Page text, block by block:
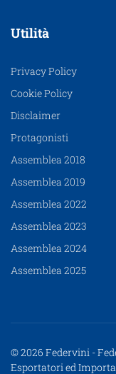
Utilità
Privacy Policy
Cookie Policy
Disclaimer
Protagonisti
Assemblea 2018
Assemblea 2019
Assemblea 2022
Assemblea 2023
Assemblea 2024
Assemblea 2025
© 2026 Federvini -
Esportatori ed